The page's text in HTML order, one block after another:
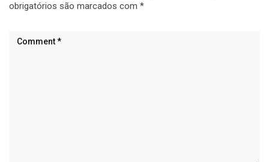
obrigatórios são marcados com *